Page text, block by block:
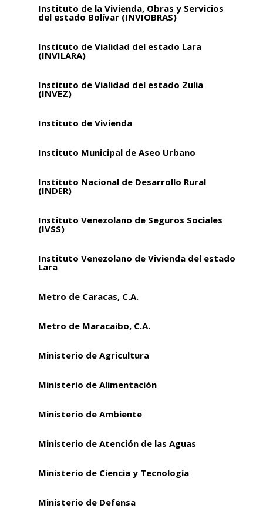
Instituto de la Vivienda, Obras y Servicios
del estado Bolívar (INVIOBRAS)
Instituto de Vialidad del estado Lara
(INVILARA)
Instituto de Vialidad del estado Zulia
(INVEZ)
Instituto de Vivienda
Instituto Municipal de Aseo Urbano
Instituto Nacional de Desarrollo Rural
(INDER)
Instituto Venezolano de Seguros Sociales
(IVSS)
Instituto Venezolano de Vivienda del estado
Lara
Metro de Caracas, C.A.
Metro de Maracaibo, C.A.
Ministerio de Agricultura
Ministerio de Alimentación
Ministerio de Ambiente
Ministerio de Atención de las Aguas
Ministerio de Ciencia y Tecnología
Ministerio de Defensa